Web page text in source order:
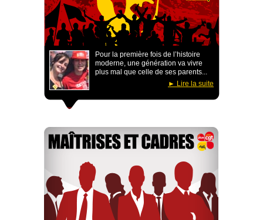
Pour la première fois de l’histoire
moderne, une génération va vivre
plus mal que celle de ses parents...
Lire la suite